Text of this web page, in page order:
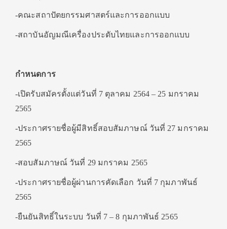
-คณะสถาปัตยกรรมศาสตร์และการออกแบบ
-สถาบันอัญมณีเครื่องประดับไทยและการออกแบบ
กำหนดการ
-เปิดรับสมัครตั้งแต่วันที่ 7 ตุลาคม 2564 – 25 มกราคม
2565
-ประกาศรายชื่อผู้มีสิทธิ์สอบสัมภาษณ์ วันที่ 27 มกราคม
2565
-สอบสัมภาษณ์ วันที่ 29 มกราคม 2565
-ประกาศรายชื่อผู้ผ่านการคัดเลือก วันที่ 7 กุมภาพันธ์
2565
-ยืนยันสิทธิ์ในระบบ วันที่ 7 – 8 กุมภาพันธ์ 2565